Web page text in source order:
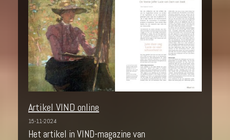
Artikel VIND online
15-11-2024
Het artikel in VIND-magazine van